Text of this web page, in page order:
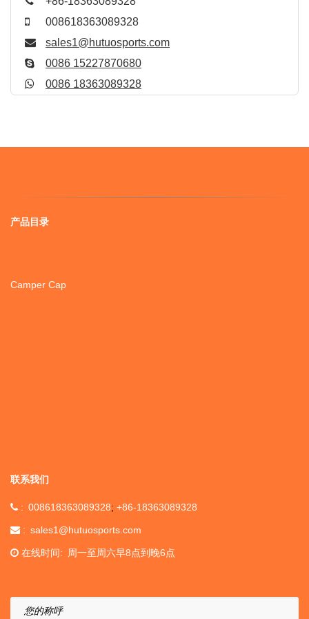
008618363089328
sales1@hutuosports.com
0086 15227870680
0086 18363089328
产品目录
Camper Cap
联系我们
008618363089328 +86-18363089328
sales1@hutuosports.com
在线时间 周一至周六早8点到晚6点
您的称呼